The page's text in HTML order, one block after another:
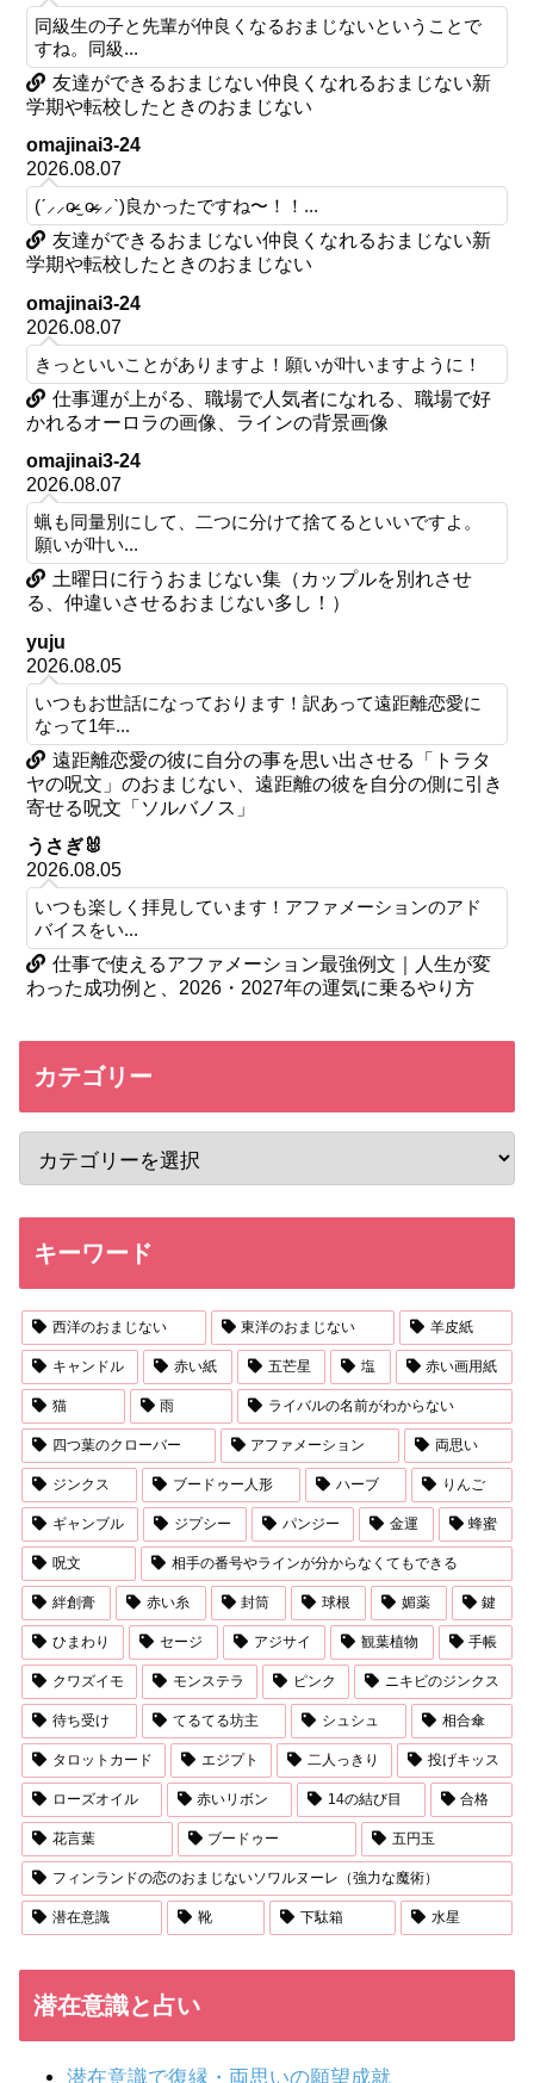
同級生の子と先輩が仲良くなるおまじないということで
すね。同級...
友達ができるおまじない仲良くなれるおまじない新
学期や転校したときのおまじない
omajinai3-24
2026.08.07
(ˊ⸝⸝o̴̶̷ ̫ o̴̶̷⸝⸝ˋ)良かったですね〜！！...
友達ができるおまじない仲良くなれるおまじない新
学期や転校したときのおまじない
omajinai3-24
2026.08.07
きっといいことがありますよ！願いが叶いますように！
仕事運が上がる、職場で人気者になれる、職場で好
かれるオーロラの画像、ラインの背景画像
omajinai3-24
2026.08.07
蝋も同量別にして、二つに分けて捨てるといいですよ。
願いが叶い...
土曜日に行うおまじない集（カップルを別れさせ
る、仲違いさせるおまじない多し！）
yuju
2026.08.05
いつもお世話になっております！訳あって遠距離恋愛に
なって1年...
遠距離恋愛の彼に自分の事を思い出させる「トラタ
ヤの呪文」のおまじない、遠距離の彼を自分の側に引き
寄せる呪文「ソルバノス」
うさぎ🐰
2026.08.05
いつも楽しく拝見しています！アファメーションのアド
バイスをい...
仕事で使えるアファメーション最強例文｜人生が変
わった成功例と、2026・2027年の運気に乗るやり方
カテゴリー
キーワード
西洋のおまじない 東洋のおまじない 羊皮紙
キャンドル 赤い紙 五芒星 塩 赤い画用紙
猫 雨 ライバルの名前がわからない
四つ葉のクローバー アファメーション 両思い
ジンクス ブードゥー人形 ハーブ りんご
ギャンブル ジプシー パンジー 金運 蜂蜜
呪文 相手の番号やラインが分からなくてもできる
絆創膏 赤い糸 封筒 球根 媚薬 鍵
ひまわり セージ アジサイ 観葉植物 手帳
クワズイモ モンステラ ピンク ニキビのジンクス
待ち受け てるてる坊主 シュシュ 相合傘
タロットカード エジプト 二人っきり 投げキッス
ローズオイル 赤いリボン 14の結び目 合格
花言葉 ブードゥー 五円玉
フィンランドの恋のおまじないソワルヌーレ（強力な魔術）
潜在意識 靴 下駄箱 水星
潜在意識と占い
潜在意識で復縁・両思いの願望成就